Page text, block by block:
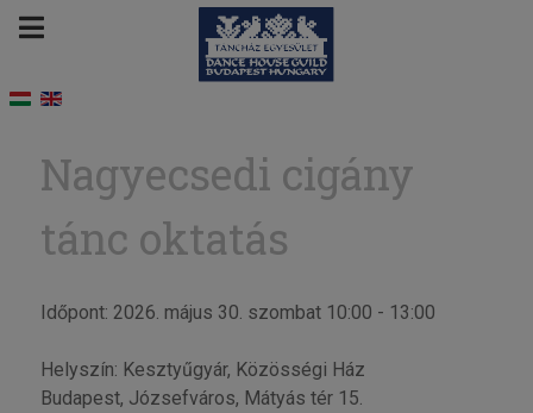
Nagyecsedi cigány
tánc oktatás
Időpont: 2026. május 30. szombat 10:00 - 13:00
Helyszín: Kesztyűgyár, Közösségi Ház
Budapest, Józsefváros, Mátyás tér 15.